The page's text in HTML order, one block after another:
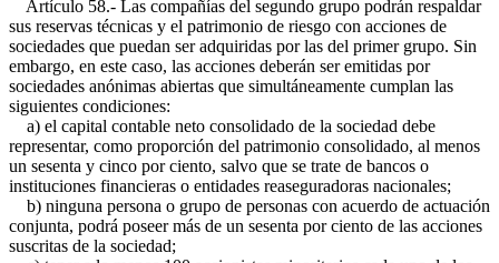
Artículo 58.- Las compañías del segundo grupo podrán respaldar
sus reservas técnicas y el patrimonio de riesgo con acciones de
sociedades que puedan ser adquiridas por las del primer grupo. Sin
embargo, en este caso, las acciones deberán ser emitidas por
sociedades anónimas abiertas que simultáneamente cumplan las
siguientes condiciones:
a) el capital contable neto consolidado de la sociedad debe
representar, como proporción del patrimonio consolidado, al menos
un sesenta y cinco por ciento, salvo que se trate de bancos o
instituciones financieras o entidades reaseguradoras nacionales;
b) ninguna persona o grupo de personas con acuerdo de actuación
conjunta, podrá poseer más de un sesenta por ciento de las acciones
suscritas de la sociedad;